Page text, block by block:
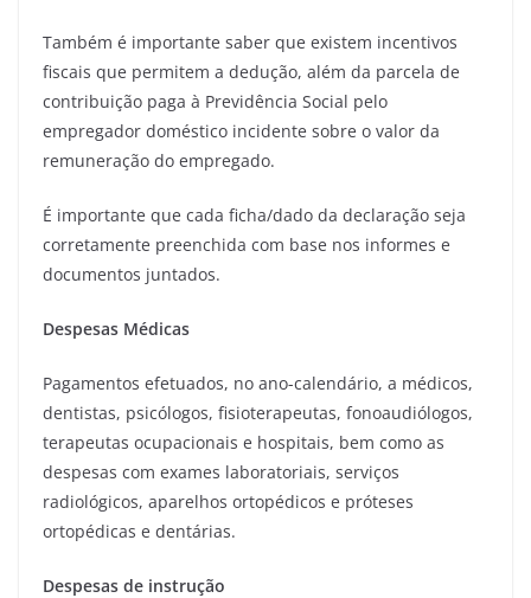
Também é importante saber que existem incentivos
fiscais que permitem a dedução, além da parcela de
contribuição paga à Previdência Social pelo
empregador doméstico incidente sobre o valor da
remuneração do empregado.
É importante que cada ficha/dado da declaração seja
corretamente preenchida com base nos informes e
documentos juntados.
Despesas Médicas
Pagamentos efetuados, no ano-calendário, a médicos,
dentistas, psicólogos, fisioterapeutas, fonoaudiólogos,
terapeutas ocupacionais e hospitais, bem como as
despesas com exames laboratoriais, serviços
radiológicos, aparelhos ortopédicos e próteses
ortopédicas e dentárias.
Despesas de instrução